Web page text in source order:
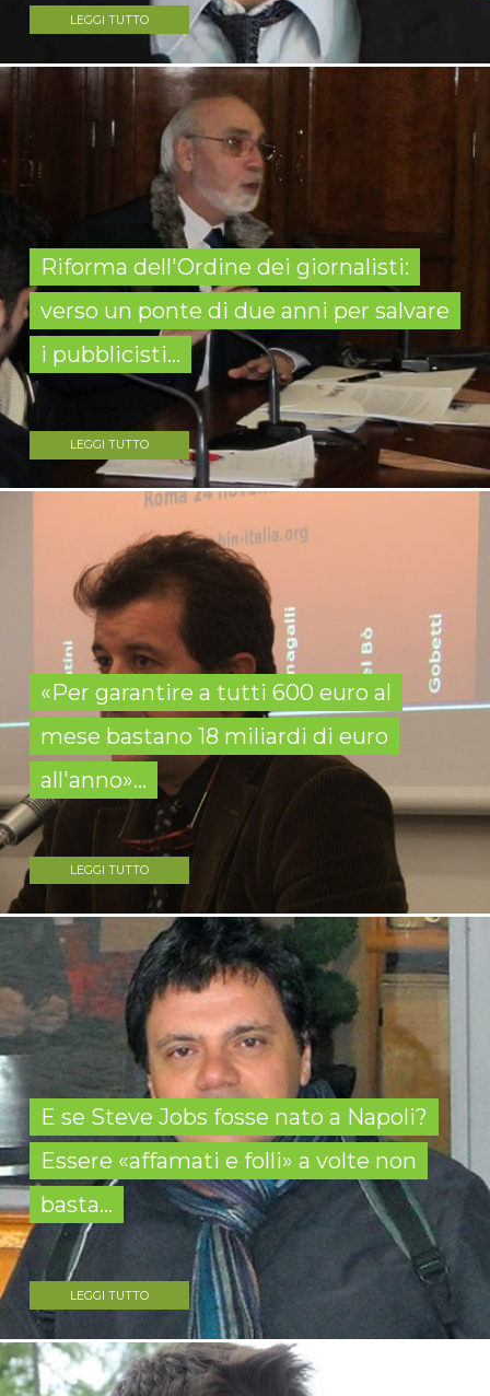
LEGGI TUTTO
Riforma dell'Ordine dei giornalisti:
verso un ponte di due anni per salvare
i pubblicisti...
LEGGI TUTTO
«Per garantire a tutti 600 euro al
mese bastano 18 miliardi di euro
all'anno»...
LEGGI TUTTO
E se Steve Jobs fosse nato a Napoli?
Essere «affamati e folli» a volte non
basta...
LEGGI TUTTO